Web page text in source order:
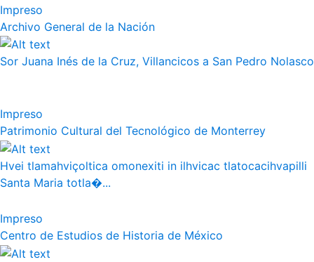
Impreso
Archivo General de la Nación
Sor Juana Inés de la Cruz, Villancicos a San Pedro Nolasco
Impreso
Patrimonio Cultural del Tecnológico de Monterrey
Hvei tlamahviçoltica omonexiti in ilhvicac tlatocacihvapilli
Santa Maria totla�...
Impreso
Centro de Estudios de Historia de México